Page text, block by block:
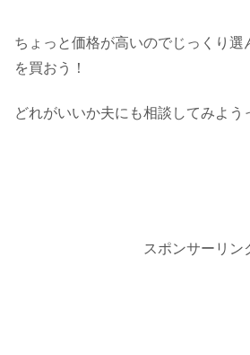
ちょっと価格が高いのでじっくり選
を買おう！
どれがいいか夫にも相談してみよう
スポンサーリン